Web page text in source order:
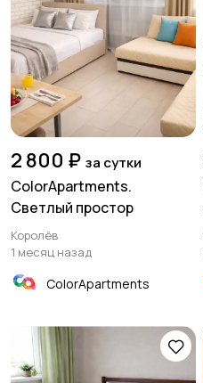
2 800 ₽ за сутки
ColorApartments.
Светлый простор
Королёв
1 месяц назад
ColorApartments